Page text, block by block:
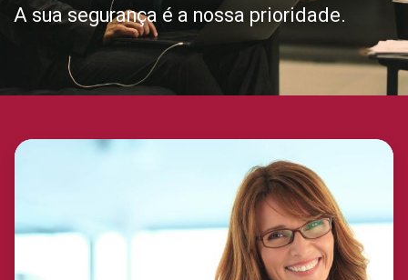
A sua segurança é a nossa prioridade.